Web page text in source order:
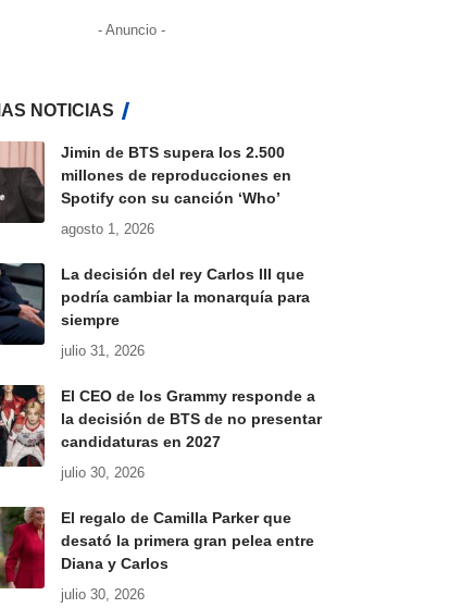
- Anuncio -
NOTICIAS
Jimin de BTS supera los 2.500
millones de reproducciones en
Spotify con su canción ‘Who’
agosto 1, 2026
La decisión del rey Carlos III que
podría cambiar la monarquía para
siempre
julio 31, 2026
El CEO de los Grammy responde a
la decisión de BTS de no presentar
candidaturas en 2027
julio 30, 2026
El regalo de Camilla Parker que
desató la primera gran pelea entre
Diana y Carlos
julio 30, 2026